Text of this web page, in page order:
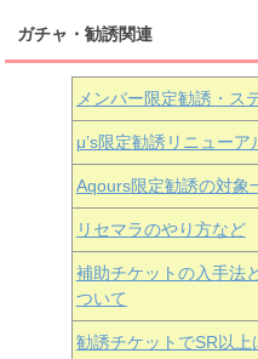
ガチャ・勧誘関連
メンバー限定勧誘・ス
μ’s限定勧誘リニュー
Aqours限定勧誘の対象
リセマラのやり方など
補助チケットの入手法
ついて
勧誘チケットでSR以上